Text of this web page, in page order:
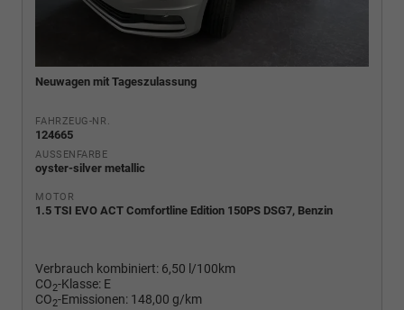
Neuwagen mit Tageszulassung
FAHRZEUG-NR.
124665
AUSSENFARBE
oyster-silver metallic
MOTOR
1.5 TSI EVO ACT Comfortline Edition 150PS DSG7, Benzin
Verbrauch kombiniert: 6,50 l/100km
CO2-Klasse: E
CO2-Emissionen: 148,00 g/km